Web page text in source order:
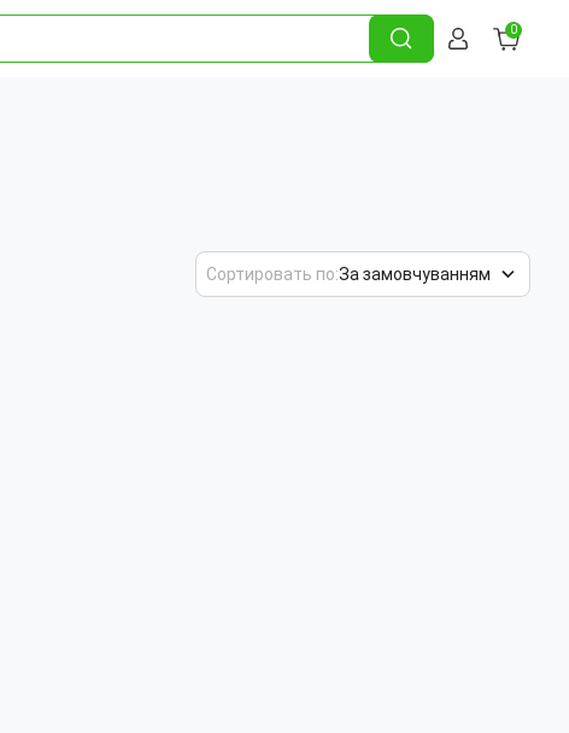
0
Сортировать по:За замовчуванням